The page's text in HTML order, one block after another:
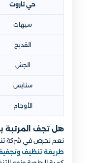
حي تاروت
سيهات
القديح
الجش
سنابس
الأوجام
هل تجف المرتبة
نعم نحرص في شركة
طريقة تنظيف